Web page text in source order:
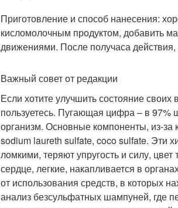
Приготовление и способ нанесения:
кисломолочным продуктом, добавить
движениями. После получаса
Важный совет от редакции
Если хотите улучшить состояние
пользуетесь. Пугающая цифра – в
организм. Основные компоненты, из-за
sodium laureth sulfate, coco sulfate. Эти
ломкими, теряют упругость и силу,
сердце, легкие, накапливается в
от использования средств, в которых
анализ безсульфатных шампуней, где